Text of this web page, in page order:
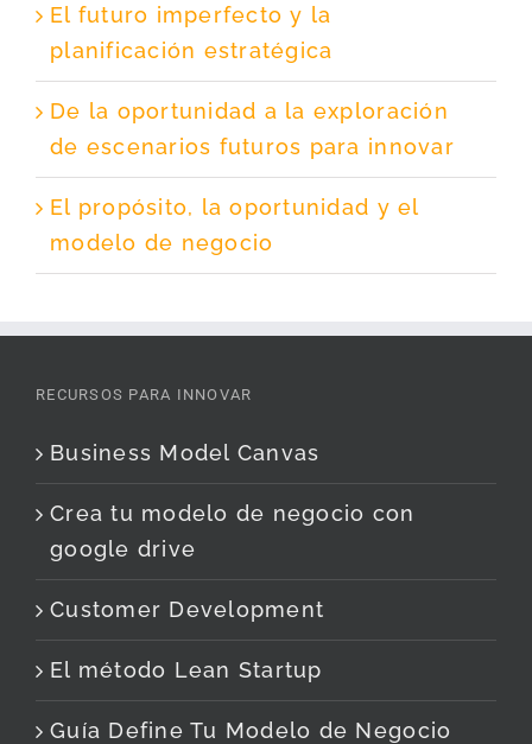
El futuro imperfecto y la
planificación estratégica
De la oportunidad a la exploración
de escenarios futuros para innovar
El propósito, la oportunidad y el
modelo de negocio
RECURSOS PARA INNOVAR
Business Model Canvas
Crea tu modelo de negocio con
google drive
Customer Development
El método Lean Startup
Guía Define Tu Modelo de Negocio